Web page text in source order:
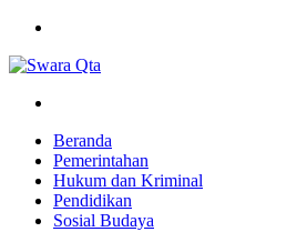
Beranda
Pemerintahan
Hukum dan Kriminal
Pendidikan
Sosial Budaya